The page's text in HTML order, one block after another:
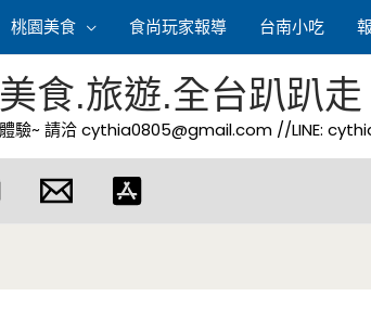
桃園美食 食尚玩家報導 台南小吃
食.旅遊.全台趴趴走
驗~ 請洽cythia0805@gmail.com //LINE: